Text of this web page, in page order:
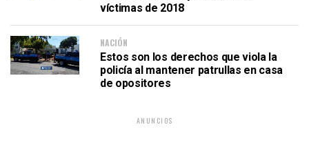
víctimas de 2018
NACIÓN
Estos son los derechos que viola la
policía al mantener patrullas en casa
de opositores
ANUNCIOS